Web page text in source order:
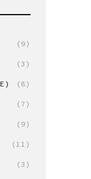
(9)
(3)
(8)
(7)
(9)
(11)
(3)